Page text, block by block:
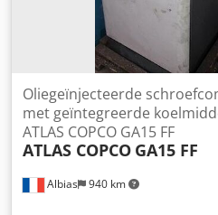
Albias 940 km
Oliegeïnjecteerde
met geïntegreerde
ATLAS COPCO GA15 FF
ATLAS COPCO GA15 FF